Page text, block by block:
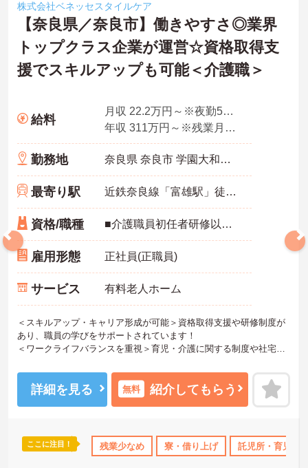
寮・借り上げ 託児所・育児補助 無資格OK 年間休日110
株式会社ベネッセスタイルケア
【奈良県／奈良市】働きやすさ◎業界
トップクラス企業が運営☆資格取得支
援でスキルアップも可能＜介護職＞
給料
月収 22.2万円～※夜勤5回想定
年収 311万円～※残業月10時間、夜勤平均5回、各種手当・賞与を含んだ例です
勤務地 奈良県 奈良市 学園大和町5-748-1
最寄り駅 近鉄奈良線「富雄駅」徒歩12分
資格/職種 ■介護職員初任者研修以上 ※無資格の方も応募可（資格支援制度あり）
雇用形態 正社員(正職員)
サービス 有料老人ホーム
＜スキルアップ・キャリア形成が可能＞資格取得支援や研修制度が
あり、職員の学びをサポートされています！
＜ワークライフバランスを重視＞育児・介護に関する制度や社宅制
＜寄り添ったケアの実施＞利用者さまに深く寄り添ったサービスの
提供を目指し、職員の専門性を高めるような人材育成にも注力され
詳細を見る 無料 紹介してもらう
ここに注目！ 残業少なめ 寮・借り上げ 託児所・育児補